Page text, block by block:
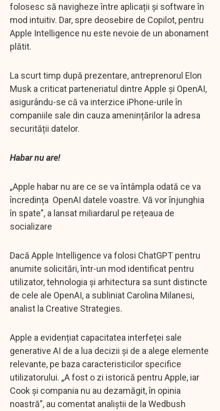
folosesc să navigheze între aplicații și software în
mod intuitiv. Dar, spre deosebire de Copilot, pentru
Apple Intelligence nu este nevoie de un abonament
plătit.
La scurt timp după prezentare, antreprenorul Elon
Musk a criticat parteneriatul dintre Apple și OpenAI,
asigurându-se că va interzice iPhone-urile în
companiile sale din cauza amenințărilor la adresa
securității datelor.
Habar nu are!
„Apple habar nu are ce se va întâmpla odată ce va
încredința OpenAI datele voastre. Vă vor înjunghia
în spate”, a lansat miliardarul pe rețeaua de
socializare
Dacă Apple Intelligence va folosi ChatGPT pentru
anumite solicitări, într-un mod identificat pentru
utilizator, tehnologia și arhitectura sa sunt distincte
de cele ale OpenAI, a subliniat Carolina Milanesi,
analist la Creative Strategies.
Apple a evidențiat capacitatea interfeței sale
generative AI de a lua decizii și de a alege elemente
relevante, pe baza caracteristicilor specifice
utilizatorului. „A fost o zi istorică pentru Apple, iar
Cook și compania nu au dezamăgit, în opinia
noastră”, au comentat analiștii de la Wedbush